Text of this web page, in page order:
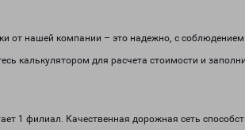
от нашей компании – это надежно, с
калькулятором для расчета стоимости и
1 филиал. Качественная дорожная сеть